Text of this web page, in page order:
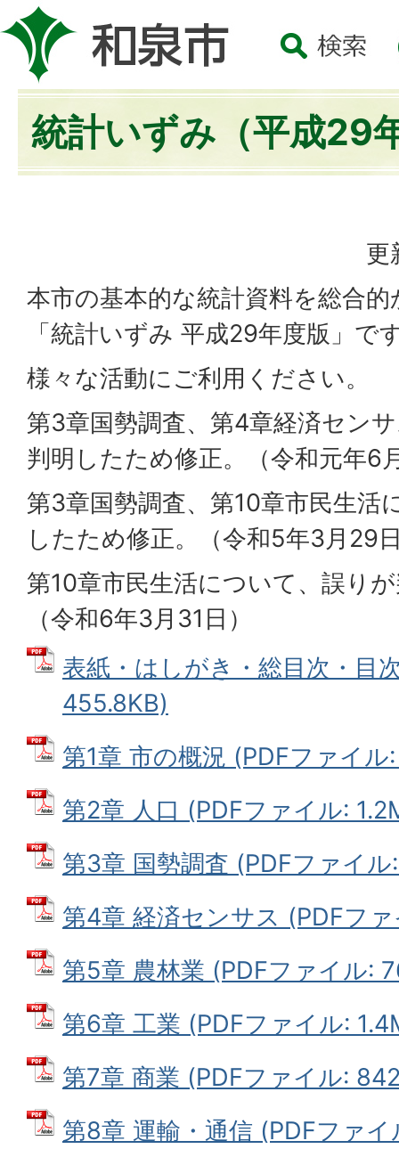
統計いずみ（平成29
更
本市の基本的な統計資料を総合
「統計いずみ 平成29年度版」で
様々な活動にご利用ください。
第3章国勢調査、第4章経済セン
判明したため修正。（令和元年6
第3章国勢調査、第10章市民生活
したため修正。（令和5年3月29
第10章市民生活について、誤り
（令和6年3月31日）
表紙・はしがき・総目次・目
455.8KB)
第1章 市の概況 (PDFファイル:
第2章 人口 (PDFファイル:
第3章 国勢調査 (PDFファイル
第4章 経済センサス (PDFフ
第5章 農林業 (PDFファイル:
第6章 工業 (PDFファイル:
第7章 商業 (PDFファイル:
第8章 運輸・通信 (PDFファイ